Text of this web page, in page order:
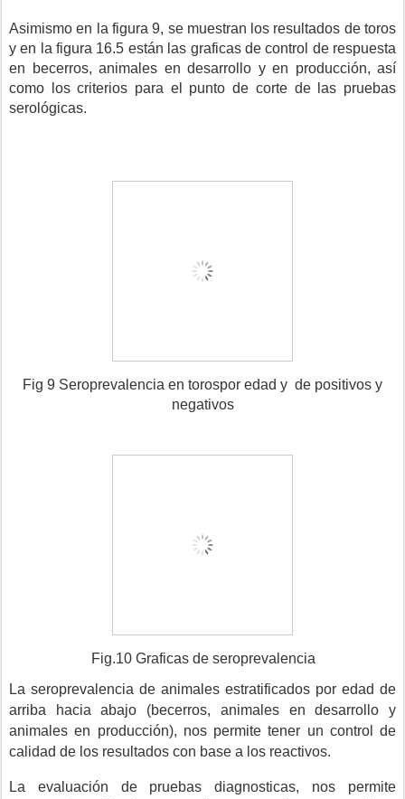
Asimismo en la figura 9, se muestran los resultados de toros
y en la figura 16.5 están las graficas de control de respuesta
en becerros, animales en desarrollo y en producción, así
como los criterios para el punto de corte de las pruebas
serológicas.
Fig 9 Seroprevalencia en torospor edad y de positivos y
negativos
Fig.10 Graficas de seroprevalencia
La seroprevalencia de animales estratificados por edad de
arriba hacia abajo (becerros, animales en desarrollo y
animales en producción), nos permite tener un control de
calidad de los resultados con base a los reactivos.
La evaluación de pruebas diagnosticas, nos permite